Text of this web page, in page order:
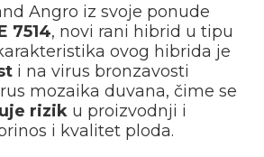
Angro iz svoje ponude
7514, novi rani hibrid u tipu
ovog hibrida je
i na virus bronzavosti
mozaika duvana, čime se
rizik u proizvodnji i
i kvalitet ploda.